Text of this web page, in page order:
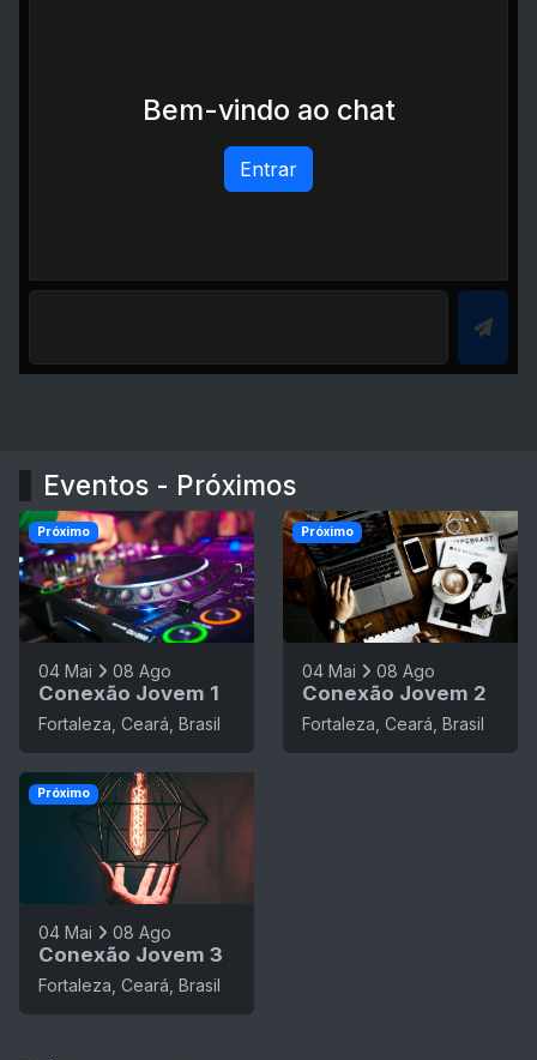
Bem-vindo ao chat
Entrar
Eventos - Próximos
04 Mai 08 Ago
Conexão Jovem 1
Fortaleza, Ceará, Brasil
Próximo
04 Mai 08 Ago
Conexão Jovem 2
Fortaleza, Ceará, Brasil
Próximo
04 Mai 08 Ago
Conexão Jovem 3
Fortaleza, Ceará, Brasil
Próximo